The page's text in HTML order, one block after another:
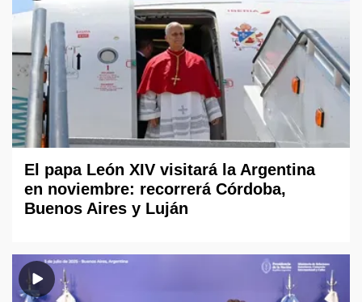
El papa León XIV visitará la Argentina
en noviembre: recorrerá Córdoba,
Buenos Aires y Luján